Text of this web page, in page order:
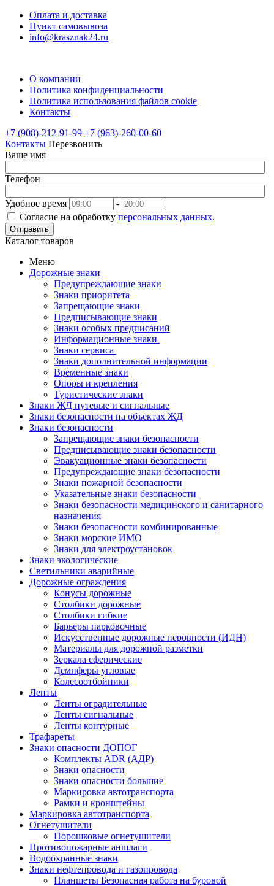
Оплата и доставка
Пункт самовывоза
info@krasznak24.ru
О компании
Политика конфиденциальности
Политика использования файлов cookie
Контакты
+7 (908)-212-91-99 +7 (963)-260-00-60
Контакты Перезвонить
Ваше имя
Телефон
Удобное время
-
Согласие на обработку персональных данных.
Отправить
Каталог товаров
Меню
Дорожные знаки
Предупреждающие знаки
Знаки приоритета
Запрещающие знаки
Предписывающие знаки
Знаки особых предписаний
Информационные знаки
Знаки сервиса
Знаки дополнительной информации
Временные знаки
Опоры и крепления
Туристические знаки
Знаки ЖД путевые и сигнальные
Знаки безопасности на объектах ЖД
Знаки безопасности
Запрещающие знаки безопасности
Предписывающие знаки безопасности
Эвакуационные знаки безопасности
Предупреждающие знаки безопасности
Знаки пожарной безопасности
Указательные знаки безопасности
Знаки безопасности медицинского и санитарного
назначения
Знаки безопасности комбинированные
Знаки морские ИМО
Знаки для электроустановок
Знаки экологические
Светильники аварийные
Дорожные ограждения
Конусы дорожные
Столбики дорожные
Столбики гибкие
Барьеры парковочные
Искусственные дорожные неровности (ИДН)
Материалы для дорожной разметки
Зеркала сферические
Демпферы угловые
Колесоотбойники
Ленты
Ленты оградительные
Ленты сигнальные
Ленты контурные
Трафареты
Знаки опасности ДОПОГ
Комплекты ADR (АДР)
Знаки опасности
Знаки опасности большие
Маркировка автотранспорта
Рамки и кронштейны
Маркировка автотранспорта
Огнетушители
Порошковые огнетушители
Противопожарные аншлаги
Водоохранные знаки
Знаки нефтепровода и газопровода
Планшеты Безопасная работа на буровой